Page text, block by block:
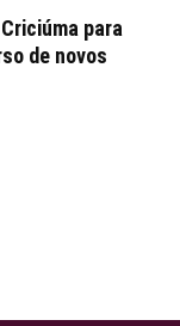
para
de novos